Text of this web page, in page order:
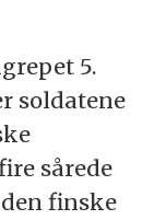
5.
soldatene
sårede
finske